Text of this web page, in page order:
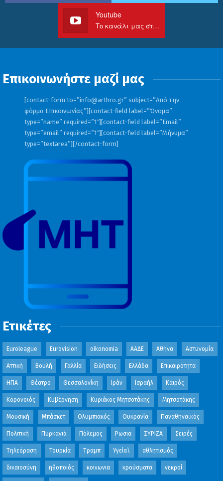
Youtube
Το κανάλι μας στο Youtube
Επικοινωνήστε μαζί μας
[contact-form to=”info@arthro.gr” subject=”Από την
φόρμα Επικοινωνίας”][contact-field label=”Όνομα”
type=”name” required=”1″][contact-field label=”Email”
type=”email” required=”1″][contact-field label=”Μήνυμα”
type=”textarea”][/contact-form]
Ετικέτες
Euroleague Eurovision oikonomia ΑΑΔΕ Αθήνα Αστυνομία
Αττική Βουλή Γαλλία Ειδήσεις Ελλάδα Επικαιρότητα
ΗΠΑ Θέατρο Θεσσαλονίκη Ιράν Ισραήλ Καιρός
Κορονοϊός Κυβέρνηση Κυριάκος Μητσοτάκης Μητσοτάκης
Μουσική Μπάσκετ Ολυμπιακός Ουκρανία Παναθηναϊκός
Πολιτική Πυρκαγιά Πόλεμος Ρωσια ΣΥΡΙΖΑ Σειρές
Τηλεόραση Τουρκία Τραμπ Υγεία\ αθλητισμός
δικαιοσύνη ηθοποιός κοινωνια κρούσματα νεκροί